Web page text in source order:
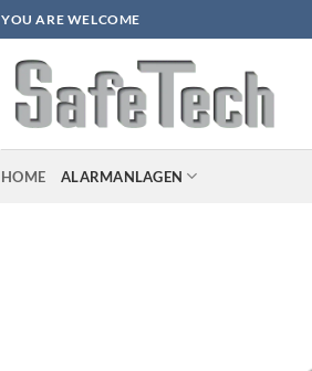
YOU ARE WELCOME
HOME ALARMANLAGEN